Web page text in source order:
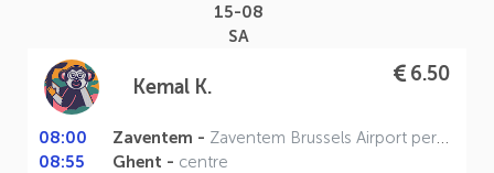
15-08
SA
Kemal K.
6.50
08:00 Zaventem - Zaventem Brussels Airport perron A
08:55
Ghent - centre